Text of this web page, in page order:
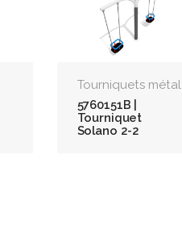
Tourniquets métal
5760151B |
Tourniquet
Solano 2-2